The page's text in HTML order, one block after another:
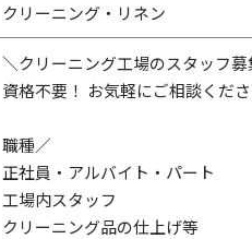
クリーニング・リネン
＼クリーニング工場のスタッフ募
資格不要！ お気軽にご相談くださ
職種／
正社員・アルバイト・パート
工場内スタッフ
クリーニング品の仕上げ等